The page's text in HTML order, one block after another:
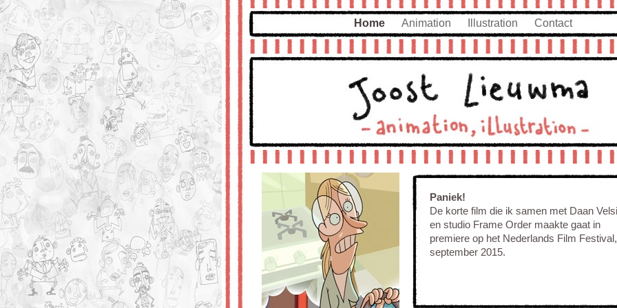
Home Animation Illustration Contact
Paniek!
De korte film die ik samen met Daan
en studio Frame Order maakte gaat in
premiere op het Nederlands Film Festival,
september 2015.